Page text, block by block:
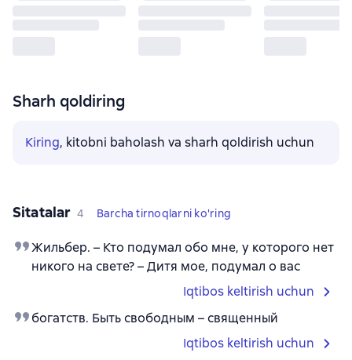
Sharh qoldiring
Kiring, kitobni baholash va sharh qoldirish uchun
Sitatalar 4 Barcha tirnoqlarni ko'ring
Жильбер. – Кто подумал обо мне, у которого нет
никого на свете? – Дитя мое, подумал о вас
Iqtibos keltirish uchun
богатств. Быть свободным – священный
Iqtibos keltirish uchun